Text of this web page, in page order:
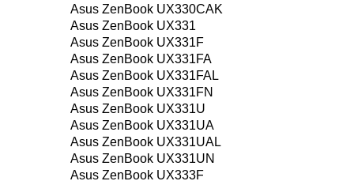
Asus ZenBook UX330CAK
Asus ZenBook UX331
Asus ZenBook UX331F
Asus ZenBook UX331FA
Asus ZenBook UX331FAL
Asus ZenBook UX331FN
Asus ZenBook UX331U
Asus ZenBook UX331UA
Asus ZenBook UX331UAL
Asus ZenBook UX331UN
Asus ZenBook UX333F